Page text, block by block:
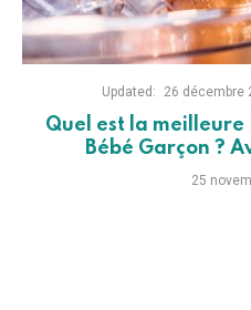
Updated: 26 décembre
Quel est la
Bébé Garçon ?
25